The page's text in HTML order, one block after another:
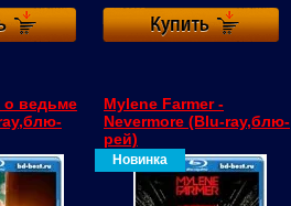
о ведьме
Mylene Farmer -
Nevermore (Blu-ray,блю-
рей)
Новинка